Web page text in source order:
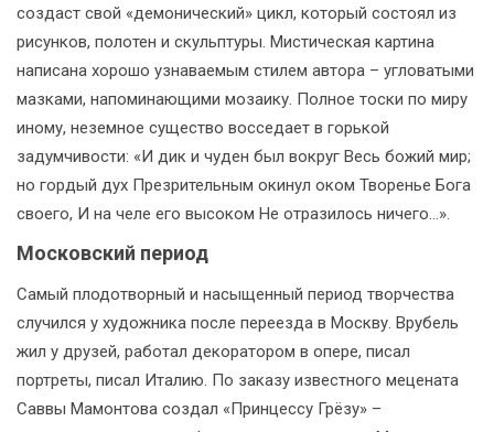
создаст свой «демонический» цикл, который состоял из
рисунков, полотен и скульптуры. Мистическая картина
написана хорошо узнаваемым стилем автора – угловатыми
мазками, напоминающими мозаику. Полное тоски по миру
иному, неземное существо восседает в горькой
задумчивости: «И дик и чуден был вокруг Весь божий мир;
но гордый дух Презрительным окинул оком Творенье Бога
своего, И на челе его высоком Не отразилось ничего…».
Московский период
Самый плодотворный и насыщенный период творчества
случился у художника после переезда в Москву. Врубель
жил у друзей, работал декоратором в опере, писал
портреты, писал Италию. По заказу известного мецената
Саввы Мамонтова создал «Принцессу Грёзу» –